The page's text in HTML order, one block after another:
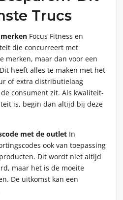
Trucs
Focus Fitness en
die concurreert met
merken, maar dan voor een
heeft alles te maken met het
of extra distributielaag
consument zit. Als kwaliteit-
is, begin dan altijd bij deze
met de outlet In
ook van toepassing
Dit wordt niet altijd
maar het is de moeite
De uitkomst kan een